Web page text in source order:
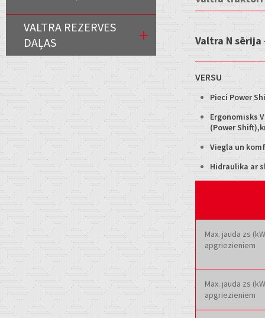
Valtra N
VERSU
Pieci Power
Ergonomisks
(Power
Viegla un
Hidraulika ar
Max. jauda zs
apgriezieniem
Max. jauda zs
apgriezieniem
VALTRA REZERVES
DAĻAS